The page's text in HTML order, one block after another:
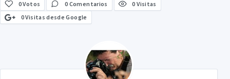
0Votos 0 Comentarios
0 Visitas
0 Visitas desde Google